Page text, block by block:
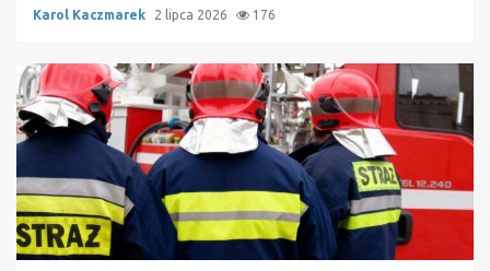
Karol Kaczmarek 2 lipca 2026 176